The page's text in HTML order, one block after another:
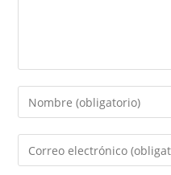
Introduce
tu
nombre
Introduce
tu